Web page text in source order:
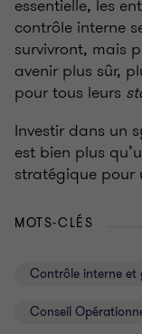
essentielle, les
contrôle interne
survivront, mais
avenir plus sûr,
pour tous leurs
Investir dans un
est bien plus
stratégique pour
MOTS-CLÉS
Contrôle interne et
Conseil